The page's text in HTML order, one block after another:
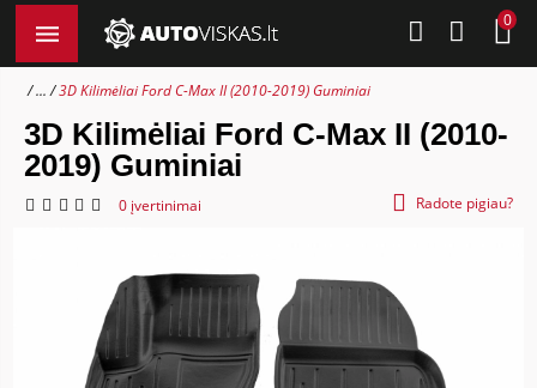
0
... 3D Kilimėliai Ford C-Max II (2010-2019) Guminiai
3D Kilimėliai Ford C-Max II (2010-
2019) Guminiai
0 įvertinimai Radote pigiau?